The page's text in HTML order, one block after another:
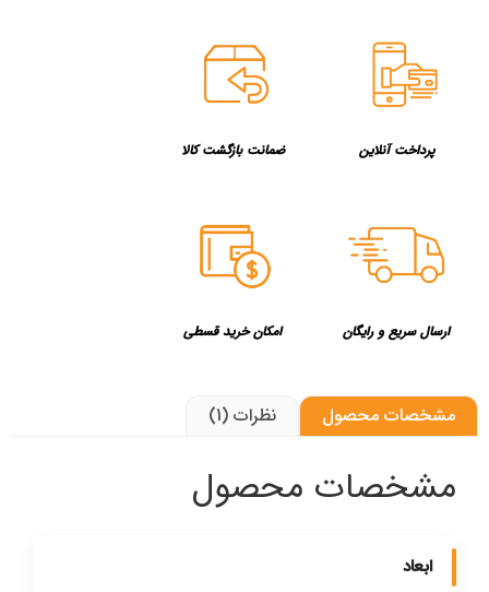
پرداخت آنلاین ضمانت بازگشت کالا
ارسال سریع و رایگان امکان خرید قسطی
مشخصات محصول نظرات (1)
مشخصات محصول
ابعاد